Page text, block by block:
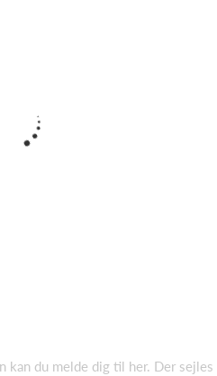
du melde dig til her. Der sejles